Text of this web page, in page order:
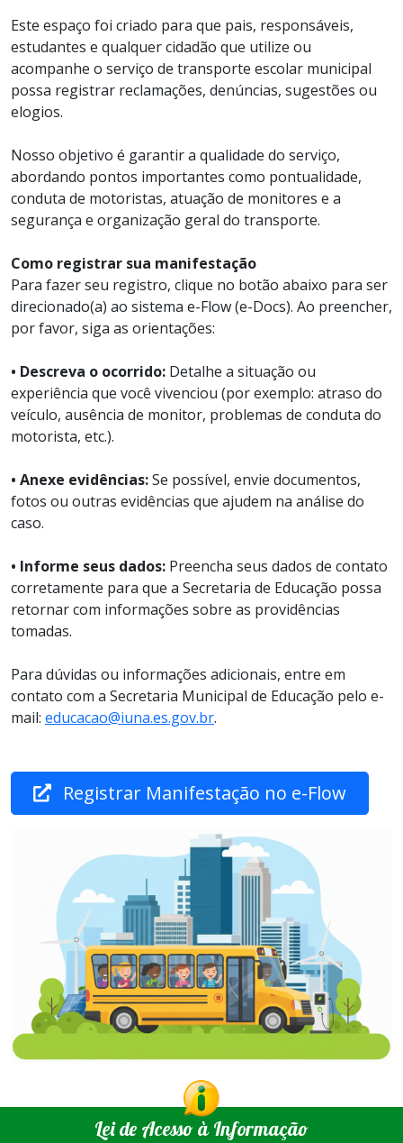
Este espaço foi criado para que pais, responsáveis,
estudantes e qualquer cidadão que utilize ou
acompanhe o serviço de transporte escolar municipal
possa registrar reclamações, denúncias, sugestões ou
elogios.
Nosso objetivo é garantir a qualidade do serviço,
abordando pontos importantes como pontualidade,
conduta de motoristas, atuação de monitores e a
segurança e organização geral do transporte.
Como registrar sua manifestação
Para fazer seu registro, clique no botão abaixo para ser
direcionado(a) ao sistema e-Flow (e-Docs). Ao preencher,
por favor, siga as orientações:
• Descreva o ocorrido: Detalhe a situação ou
experiência que você vivenciou (por exemplo: atraso do
veículo, ausência de monitor, problemas de conduta do
motorista, etc.).
• Anexe evidências:Se possível, envie documentos,
fotos ou outras evidências que ajudem na análise do
caso.
• Informe seus dados: Preencha seus dados de contato
corretamente para que a Secretaria de Educação possa
retornar com informações sobre as providências
tomadas.
Para dúvidas ou informações adicionais, entre em
contato com a Secretaria Municipal de Educação pelo e-
mail: educacao@iuna.es.gov.br.
Registrar Manifestação no e-Flow
Lei de Acesso à Informação